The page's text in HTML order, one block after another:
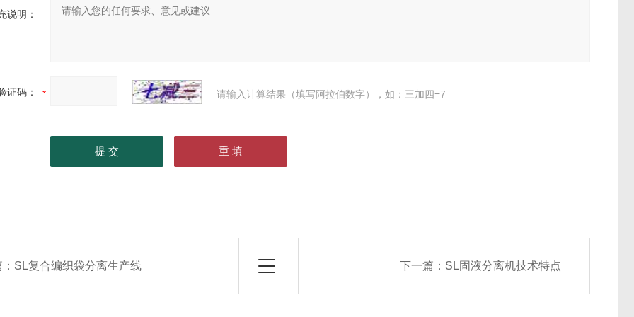
说明：
证码： 请输入计算结果（填写阿拉伯数字），如：三加四=7
SL复合编织袋分离生产线 下一篇： SL固液分离机技术特点